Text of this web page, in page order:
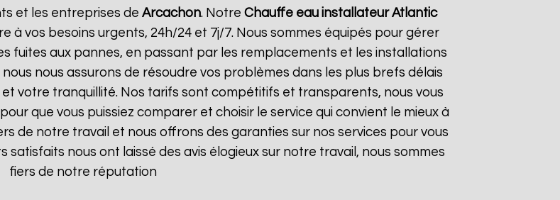
et les entreprises de Arcachon. Notre Chauffe eau installateur Atlantic
vos besoins urgents, 24h/24 et 7j/7. Nous sommes équipés pour gérer
fuites aux pannes, en passant par les remplacements et les installations
nous assurons de résoudre vos problèmes dans les plus brefs délais
votre tranquillité. Nos tarifs sont compétitifs et transparents, nous vous
que vous puissiez comparer et choisir le service qui convient le mieux à
de notre travail et nous offrons des garanties sur nos services pour vous
nous ont laissé des avis élogieux sur notre travail, nous sommes
fiers de notre réputation